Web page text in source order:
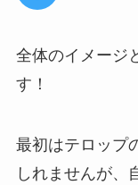
全体のイメージ
す！
最初はテロップ
しれませんが、